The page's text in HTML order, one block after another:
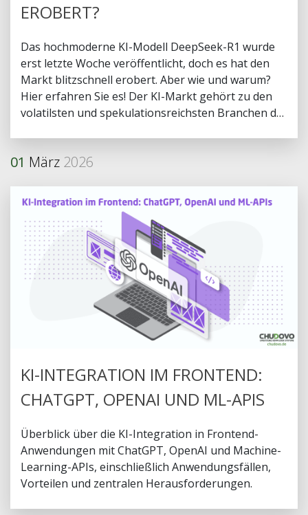
EROBERT?
Das hochmoderne KI-Modell DeepSeek-R1 wurde
erst letzte Woche veröffentlicht, doch es hat den
Markt blitzschnell erobert. Aber wie und warum?
Hier erfahren Sie es! Der KI-Markt gehört zu den
volatilsten und spekulationsreichsten Branchen der
investiert und in den vergangenen drei Jahren
01 März 2026
KI-INTEGRATION IM FRONTEND:
CHATGPT, OPENAI UND ML-APIS
Überblick über die KI-Integration in Frontend-
Anwendungen mit ChatGPT, OpenAI und Machine-
Learning-APIs, einschließlich Anwendungsfällen,
Vorteilen und zentralen Herausforderungen.